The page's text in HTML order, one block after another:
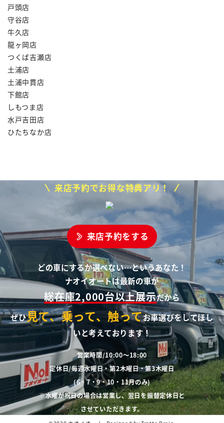
戸頭店
守谷店
牛久店
龍ヶ岡店
つくば吉瀬店
土浦店
土浦中貫店
下館店
しもつま店
水戸吉田店
ひたちなか店
来店予約でお得な特典アリ！
来店予約をする
どの車にするか選べない…というあなた！
ナオイオートは最新の車が
総在庫2,000台以上展示だから
ぜひ見て、乗って、触ってお車選びをしてほし
いと考えております！
営業時間/10:00～18:00
定休日/毎週水曜日・第2木曜日・第3木曜日
(6・7・9・10・11月のみ)
※水曜が祝日の場合は営業し、翌日を振替定休日と
させていただきます。